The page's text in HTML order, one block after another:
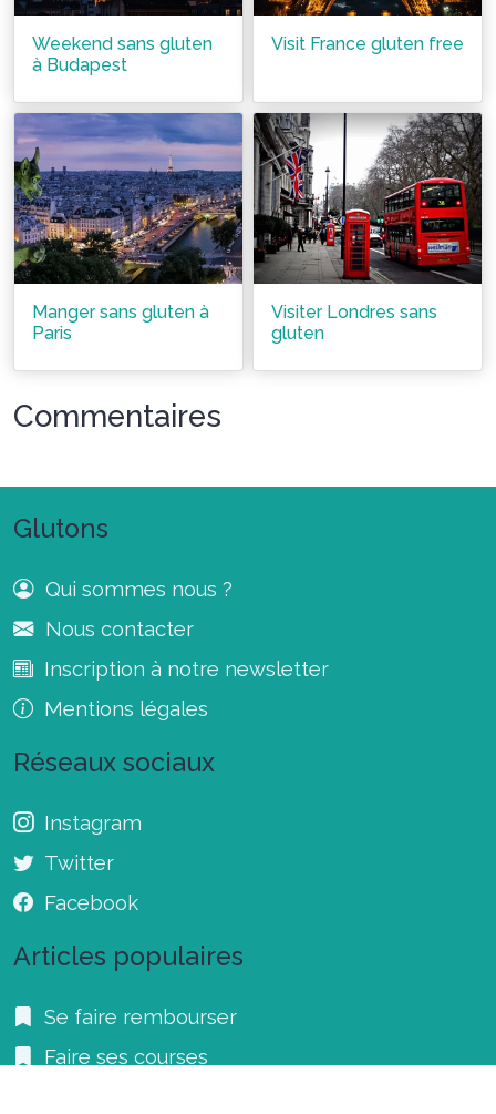
Weekend sans gluten
à Budapest
Visit France gluten free
Manger sans gluten à
Paris
Visiter Londres sans
gluten
Commentaires
Glutons
Qui sommes nous ?
Nous contacter
Inscription à notre newsletter
Mentions légales
Réseaux sociaux
Instagram
Twitter
Facebook
Articles populaires
Se faire rembourser
Faire ses courses